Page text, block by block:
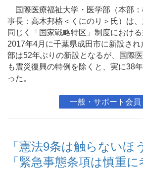
国際医療福祉大学・医学部（本部
事長：高木邦格＜くにのり＞氏）は
同じく「国家戦略特区」制度における
2017年4月に千葉県成田市に新設さ
部は52年ぶりの新設となるが、国際
も震災復興の特例を除くと、実に38
った。
一般・サポート会員
「憲法9条は触らないほ
「緊急事態条項は慎重